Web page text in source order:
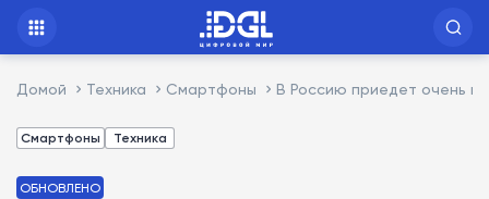
Домой Техника Смартфоны В Россию приедет очень
Смартфоны Техника
ОБНОВЛЕНО